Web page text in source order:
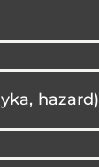
hazard)